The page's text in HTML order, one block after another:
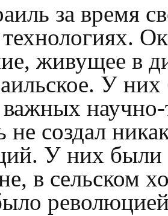
за время
живущее в
У
научно-
не создал
У них были
в сельском